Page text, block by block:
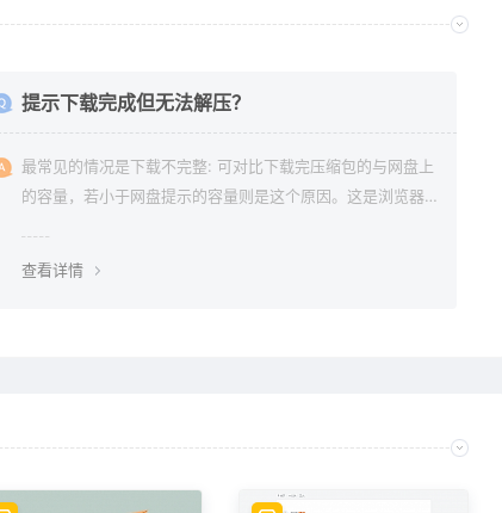
提示下载完成但无法解压？
最常见的情况是下载不完整: 可对比下载完压缩包的与网盘上
的容量，若小于网盘提示的容量则是这个原因。这是浏览器
查看详情